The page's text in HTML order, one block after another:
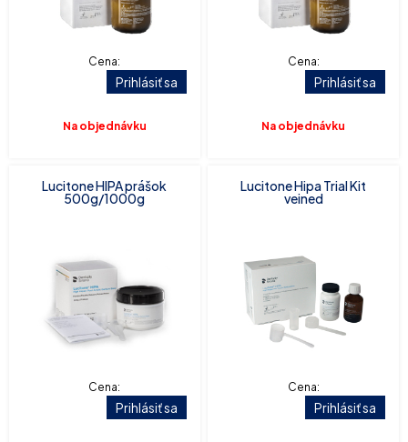
Cena:
Prihlásiť sa
Na objednávku
Cena:
Prihlásiť sa
Na objednávku
Lucitone HIPA prášok
500g/1000g
Cena:
Prihlásiť sa
Lucitone Hipa Trial Kit
veined
Cena:
Prihlásiť sa